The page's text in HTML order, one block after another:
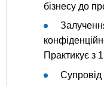
бізнесу до
Практикує з
Супровід